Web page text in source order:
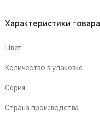
Характеристики товара
Цвет
Количество в упаковке
Серия
Страна производства